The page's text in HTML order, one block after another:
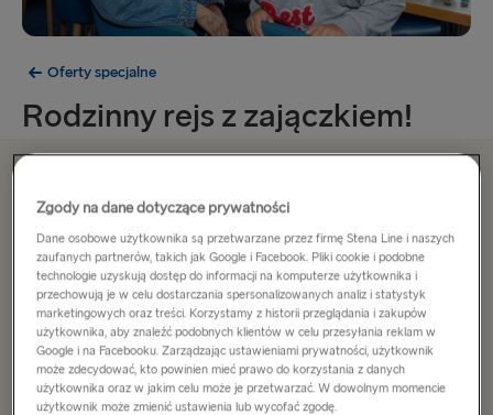
Oferty specjalne
Rodzinny rejs z zajączkiem!
Trasa
Gdynia → Karlskrona
DO SZWECJI
Gdynia → Karlskrona
Data wypłynięcia
Zgody na dane dotyczące prywatności
Dane osobowe użytkownika są przetwarzane przez firmę Stena Line i naszych
zaufanych partnerów, takich jak Google i Facebook. Pliki cookie i podobne
technologie uzyskują dostęp do informacji na komputerze użytkownika i
przechowują je w celu dostarczania spersonalizowanych analiz i statystyk
marketingowych oraz treści. Korzystamy z historii przeglądania i zakupów
użytkownika, aby znaleźć podobnych klientów w celu przesyłania reklam w
Google i na Facebooku. Zarządzając ustawieniami prywatności, użytkownik
może zdecydować, kto powinien mieć prawo do korzystania z danych
użytkownika oraz w jakim celu może je przetwarzać. W dowolnym momencie
użytkownik może zmienić ustawienia lub wycofać zgodę.